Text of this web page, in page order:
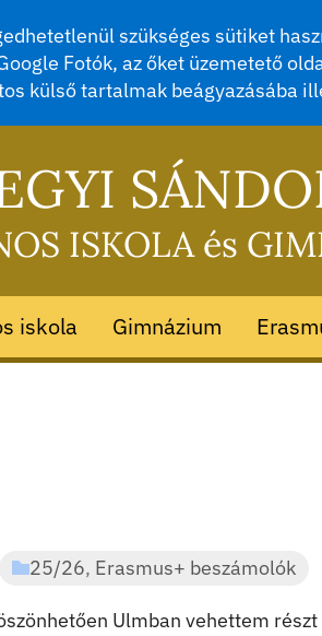
szükséges sütiket
Fotók, az őket üzemetető
külső tartalmak beágyazásába
ISKOLA és
iskola Gimnázium
25/26, Erasmus+ beszámolók
Ulmban vehettem